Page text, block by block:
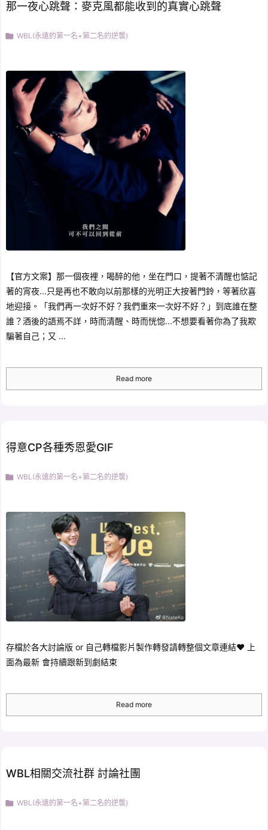
那一夜心跳聲：麥克風都能收到的真實心跳聲
 WBL(永遠的第一名+第二名的逆襲)
【官方文案】那一個夜裡，喝醉的他，坐在門口，提著不清醒也惦記
著的宵夜...只是再也不敢向以前那樣的光明正大按著門鈴，等著欣喜
地迎接。「我們再一次好不好？我們重來一次好不好？」到底誰在整
誰？酒後的語焉不詳，時而清醒、時而恍惚...不想要看著你為了我欺
騙著自己；又 ...
Read more
得意CP各種秀恩愛GIF
 WBL(永遠的第一名+第二名的逆襲)
存檔於各大討論版 or 自己轉檔影片製作轉發請轉整個文章連結♥ 上
面為最新 會持續跟新到劇結束
Read more
WBL相關交流社群 討論社團
 WBL(永遠的第一名+第二名的逆襲)